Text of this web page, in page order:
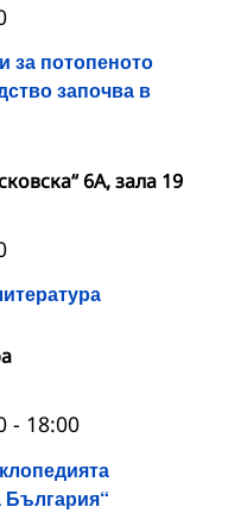
за потопеното
започва в
6А, зала 19
- 18:00